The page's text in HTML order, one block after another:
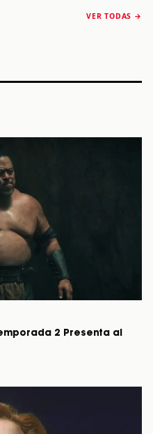
VER TODAS →
anuncia “Reality
2 Presenta al